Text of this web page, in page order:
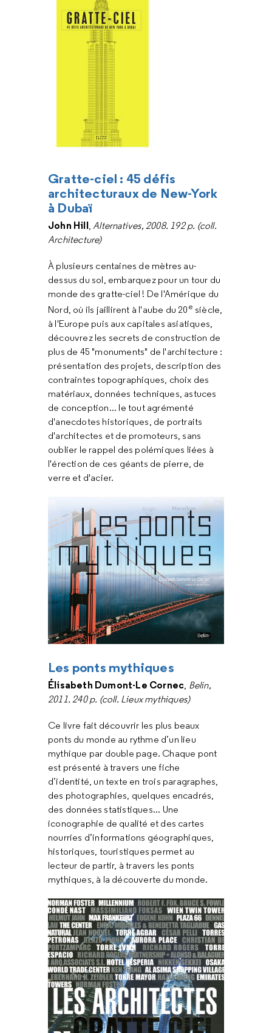
Gratte-ciel : 45 défis
architecturaux de New-York
à Dubaï
John Hill,Alternatives, 2008. 192 p. (coll.
Architecture)
À plusieurs centaines de mètres au-
dessus du sol, embarquez pour un tour du
monde des gratte-ciel ! De l'Amérique du
Nord, où ils jaillirent à l'aube du 20e siècle,
à l'Europe puis aux capitales asiatiques,
découvrez les secrets de construction de
plus de 45 "monuments" de l'architecture :
présentation des projets, description des
contraintes topographiques, choix des
matériaux, données techniques, astuces
de conception... le tout agrémenté
d'anecdotes historiques, de portraits
d'architectes et de promoteurs, sans
oublier le rappel des polémiques liées à
l'érection de ces géants de pierre, de
verre et d'acier.
Les ponts mythiques
Élisabeth Dumont-Le Cornec Belin,
2011. 240 p. (coll. Lieux mythiques)
Ce livre fait découvrir les plus beaux
ponts du monde au rythme d’un lieu
mythique par double page. Chaque pont
est présenté à travers une fiche
d’identité, un texte en trois paragraphes,
des photographies, quelques encadrés,
des données statistiques... Une
iconographie de qualité et des cartes
nourries d’informations géographiques,
historiques, touristiques permet au
lecteur de partir, à travers les ponts
mythiques, à la découverte du monde.